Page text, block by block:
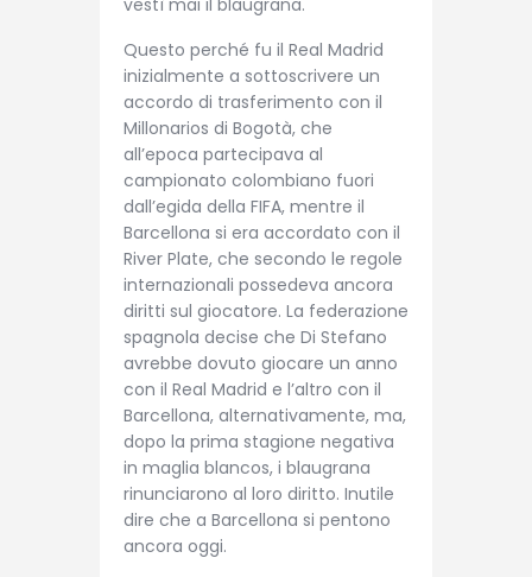
vestì mai il blaugrana.
Questo perché fu il Real Madrid
inizialmente a sottoscrivere un
accordo di trasferimento con il
Millonarios di Bogotà, che
all’epoca partecipava al
campionato colombiano fuori
dall’egida della FIFA, mentre il
Barcellona si era accordato con il
River Plate, che secondo le regole
internazionali possedeva ancora
diritti sul giocatore. La federazione
spagnola decise che Di Stefano
avrebbe dovuto giocare un anno
con il Real Madrid e l’altro con il
Barcellona, alternativamente, ma,
dopo la prima stagione negativa
in maglia blancos, i blaugrana
rinunciarono al loro diritto. Inutile
dire che a Barcellona si pentono
ancora oggi.